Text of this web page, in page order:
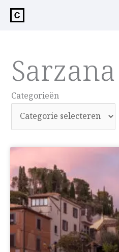
inhoud
Sarzana
Categorieën
Categorieën